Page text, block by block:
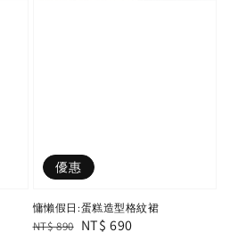
優惠
慵懶假日:蛋糕造型格紋裙
Regular
NT$ 890 Sale
NT$ 690